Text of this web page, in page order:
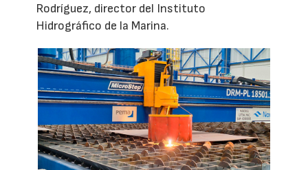
Rodríguez, director del Instituto
Hidrográfico de la Marina.